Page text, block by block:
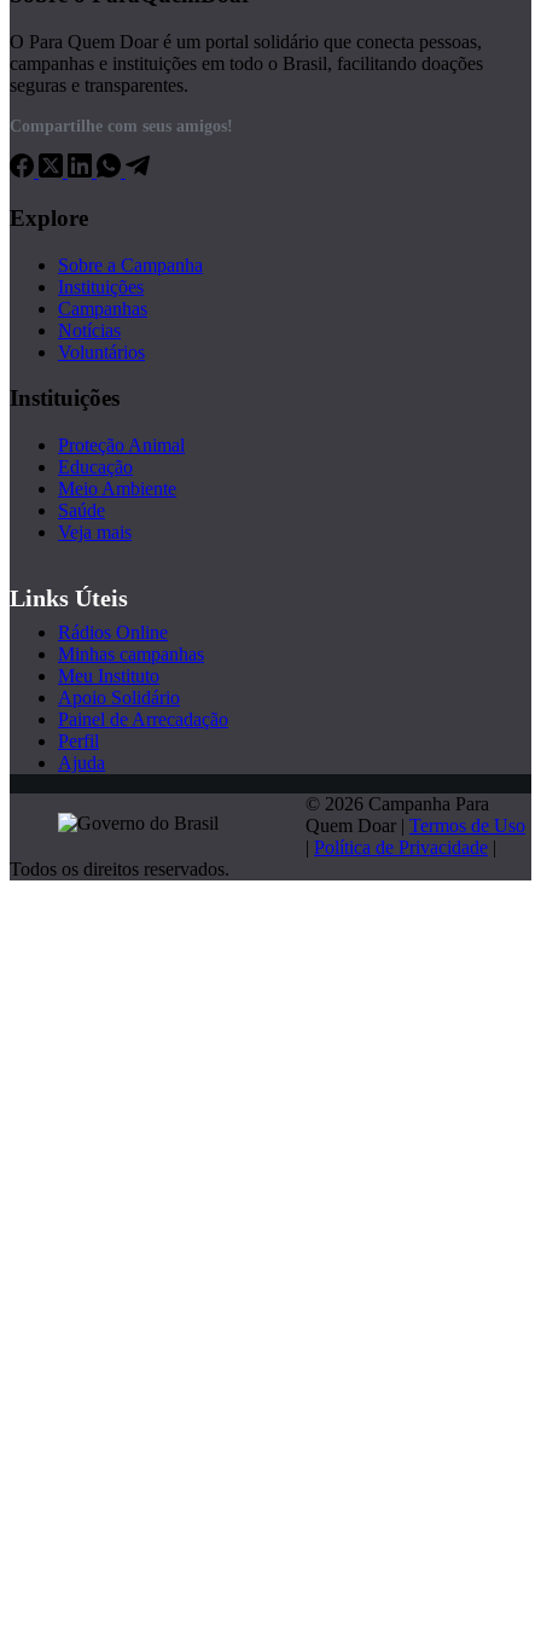
O Para Quem Doar é um portal solidário que conecta pessoas,
campanhas e instituições em todo o Brasil, facilitando doações
seguras e transparentes.
Compartilhe com seus amigos!
Explore
Sobre a Campanha
Instituições
Campanhas
Notícias
Voluntários
Instituições
Proteção Animal
Educação
Meio Ambiente
Saúde
Veja mais
Links Úteis
Rádios Online
Minhas campanhas
Meu Instituto
Apoio Solidário
Painel de Arrecadação
Perfil
Ajuda
© 2026 Campanha Para
Quem Doar | Termos de Uso
| Política de Privacidade |
Todos os direitos reservados.